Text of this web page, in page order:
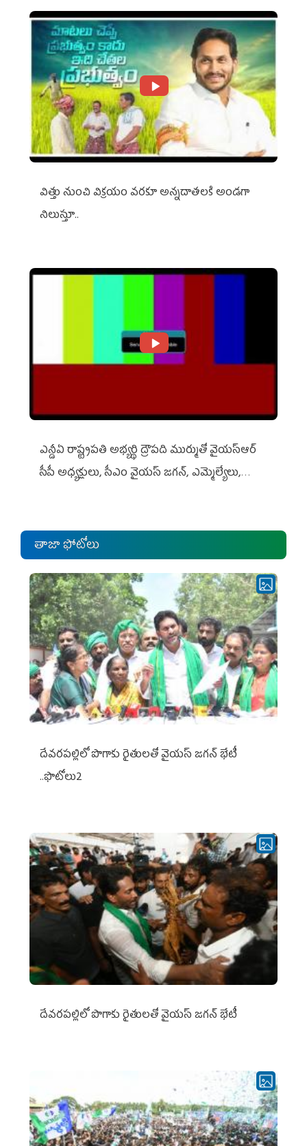
విత్తు నుంచి విక్రయం వరకూ అన్నదాతలకి అండగా
నిలుస్తూ..
ఎన్డీఏ రాష్ట్ర‌ప‌తి అభ్య‌ర్థి ద్రౌప‌ది ముర్ముతో వైయ‌స్ఆర్
సీపీ అధ్య‌క్షులు, సీఎం వైయ‌స్ జ‌గ‌న్, ఎమ్మెల్యేలు,
తాజా ఫోటోలు
దేవరపల్లిలో పొగాకు రైతులతో వైయస్ జగన్ భేటీ
..ఫొటోలు2
దేవరపల్లిలో పొగాకు రైతులతో వైయస్ జగన్ భేటీ